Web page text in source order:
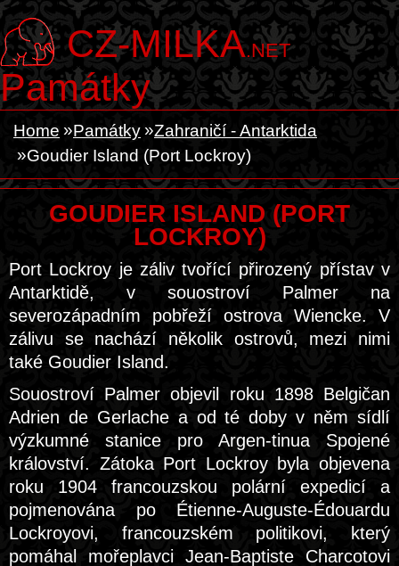
CZ-MILKA.NET
Památky
Home Památky
Zahraničí - Antarktida
Goudier Island (Port Lockroy)
GOUDIER ISLAND (PORT
LOCKROY)
Port Lockroy je záliv tvořící přirozený přístav v
Antarktidě, v souostroví Palmer na
severozápadním pobřeží ostrova Wiencke. V
zálivu se nachází několik ostrovů, mezi nimi
také Goudier Island.
Souostroví Palmer objevil roku 1898 Belgičan
Adrien de Gerlache a od té doby v něm sídlí
výzkumné stanice pro Argen-tinua Spojené
království. Zátoka Port Lockroy byla objevena
roku 1904 francouzskou polární expedicí a
pojmenována po Étienne-Auguste-Édouardu
Lockroyovi, francouzském politikovi, který
pomáhal mořeplavci Jean-Baptiste Charcotovi